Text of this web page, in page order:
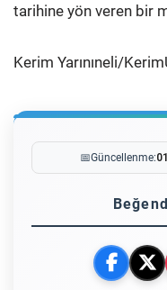
tarihine yön veren bir
Kerim Yarınıneli/
📅Güncellenme: